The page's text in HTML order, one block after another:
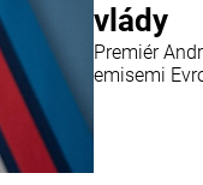
vlády
Premiér
emisemi